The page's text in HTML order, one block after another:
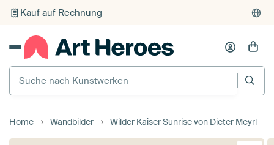
Kauf auf Rechnung
Individueller Druck auf Bestellung
Suche nach Kunstwerken
Home Wandbilder Wilder Kaiser Sunrise von Dieter Meyrl